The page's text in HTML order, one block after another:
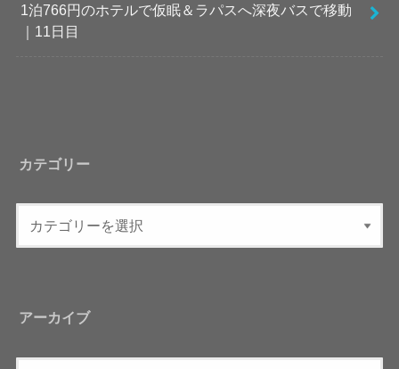
1泊766円のホテルで仮眠＆ラパスへ深夜バスで移動
｜11日目
カテゴリー
アーカイブ